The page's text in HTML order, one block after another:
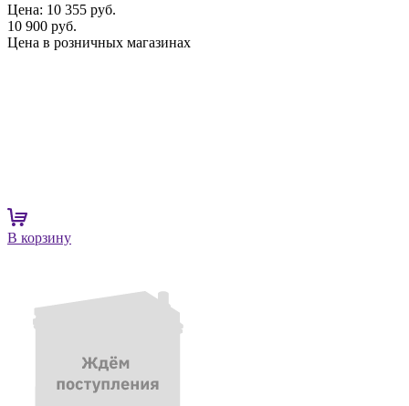
Цена: 10 355 руб.
10 900 руб.
Цена в розничных магазинах
В корзину